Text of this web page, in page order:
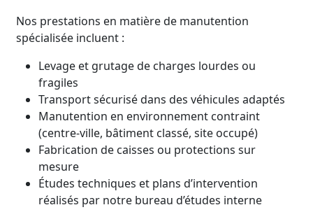
Nos prestations en matière de manutention
spécialisée incluent :
Levage et grutage de charges lourdes ou
fragiles
Transport sécurisé dans des véhicules adaptés
Manutention en environnement contraint
(centre-ville, bâtiment classé, site occupé)
Fabrication de caisses ou protections sur
mesure
Études techniques et plans d’intervention
réalisés par notre bureau d’études interne